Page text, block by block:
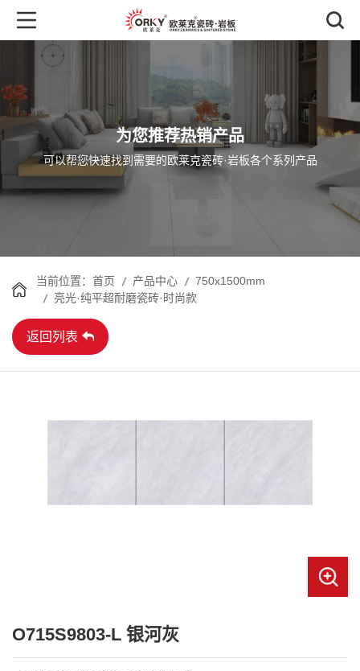
为您推荐热销产品
可以帮您快速找到需要的欧莱克瓷砖·岩板各个系列产品
返回列表
当前位置： 首页 产品中心
750x1500mm
亮光·纯平超耐磨瓷砖·时尚款
O715S9803-L 银河灰